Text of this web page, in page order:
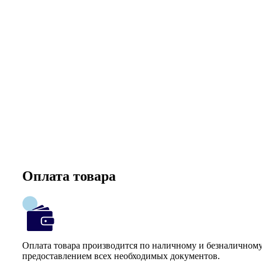
Оплата товара
Оплата товара производится по наличному и
предоставлением всех необходимых документов.